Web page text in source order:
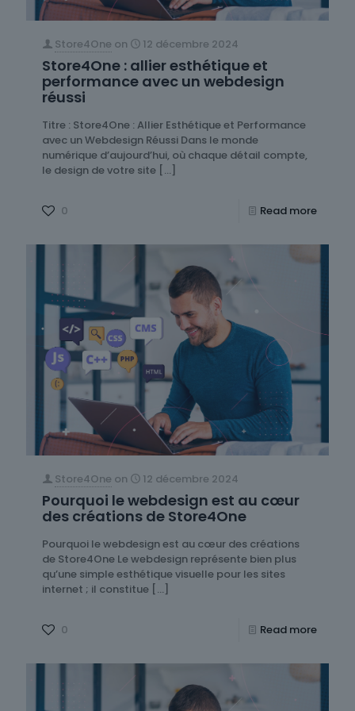
Store4One on 12 décembre 2024
Store4One : allier esthétique et
performance avec un webdesign
réussi
Titre : Store4One : Allier Esthétique et Performance
avec un Webdesign Réussi Dans le monde
numérique d’aujourd’hui, où chaque détail compte,
le design de votre site […]
0 Read more
Store4One on 12 décembre 2024
Pourquoi le webdesign est au cœur
des créations de Store4One
Pourquoi le webdesign est au cœur des créations
de Store4One Le webdesign représente bien plus
qu’une simple esthétique visuelle pour les sites
internet ; il constitue […]
0 Read more